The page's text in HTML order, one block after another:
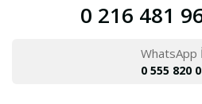
0 216 481
WhatsApp
0 555 820